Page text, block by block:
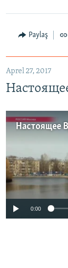
Paylaş
Aprel 27, 2017
Настоящее
No
0:00